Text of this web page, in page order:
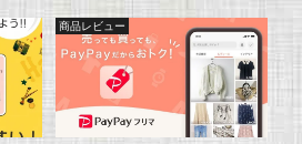
商品レビュー